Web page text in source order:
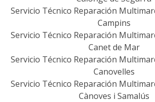
Servicio Técnico Reparación
Campins
Servicio Técnico Reparación
Canet de Mar
Servicio Técnico Reparación
Canovelles
Servicio Técnico Reparación
Cànoves i Samalús